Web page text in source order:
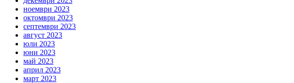
ноември 2023
октомври 2023
септември 2023
август 2023
юли 2023
юни 2023
май 2023
април 2023
март 2023